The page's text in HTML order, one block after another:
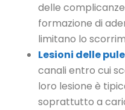
delle
formazione di
limitano lo
Lesioni delle
canali entro cui
loro lesione è
soprattutto a